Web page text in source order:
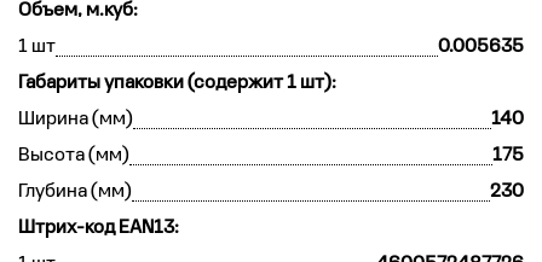
Объем, м.куб:
1 шт
0.005635
Габариты упаковки (содержит 1 шт):
Ширина (мм)
140
Высота (мм)
175
Глубина (мм)
230
Штрих-код EAN13: